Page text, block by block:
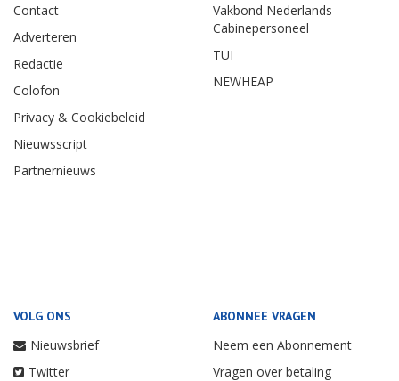
Contact
Adverteren
Redactie
Colofon
Privacy & Cookiebeleid
Nieuwsscript
Partnernieuws
Vakbond Nederlands
Cabinepersoneel
TUI
NEWHEAP
VOLG ONS
Nieuwsbrief
Twitter
ABONNEE VRAGEN
Neem een Abonnement
Vragen over betaling